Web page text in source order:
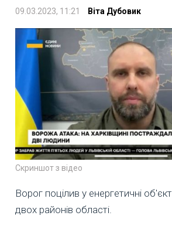
09.03.2023, 11:21 Віта Дубовик
Скриншот з відео
Ворог поцілив у енергетичні
двох районів області.